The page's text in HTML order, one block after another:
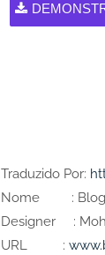
Traduzido Por:
Nome :
Designer :
URL :